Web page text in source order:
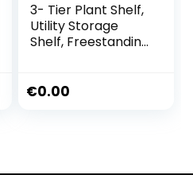
3- Tier Plant Shelf,
Utility Storage
Shelf, Freestanding
Plant Display
€0.00